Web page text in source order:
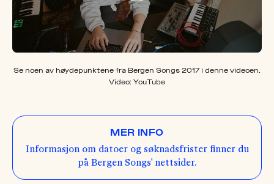
Se noen av høydepunktene fra Bergen Songs 2017 i denne videoen.
Video: YouTube
MER INFO
Informasjon om datoer og søknadsfrister finner du
på Bergen Songs' nettsider.